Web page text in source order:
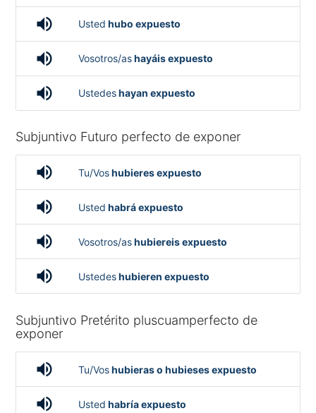
volume_up Usted hubo expuesto
volume_up Vosotros/ashayáis expuesto
volume_up Ustedeshayan expuesto
Subjuntivo Futuro perfecto de exponer
volume_up Tu/Voshubieres expuesto
volume_up Usted habrá expuesto
volume_up Vosotros/ashubiereis expuesto
volume_up Ustedeshubieren expuesto
Subjuntivo Pretérito pluscuamperfecto de
exponer
volume_up Tu/Voshubieras o hubieses expuesto
volume_up Usted habría expuesto